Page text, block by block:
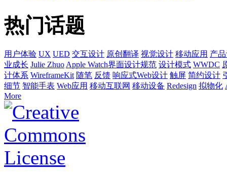
热门话题
用户体验 UX UED 交互设计 原创翻译 视觉设计 移动应用 产
业成长 Julie Zhuo Apple Watch界面设计规范 设计模式 WWDC
计体系 WireframeKit 随笔 反馈 响应式Web设计 触屏 简约设计
细节 智能手表 Web应用 移动互联网 移动设备 Redesign 拟物化
More